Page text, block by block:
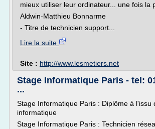
mieux utiliser leur ordinateur... une fois la
Aldwin-Matthieu Bonnarme
- Titre de technicien support...
Lire la suite
Site : http://www.lesmetiers.net
Stage Informatique Paris - tel:
...
Stage Informatique Paris : Diplôme à l'issu
informatique
Stage Informatique Paris : Technicien